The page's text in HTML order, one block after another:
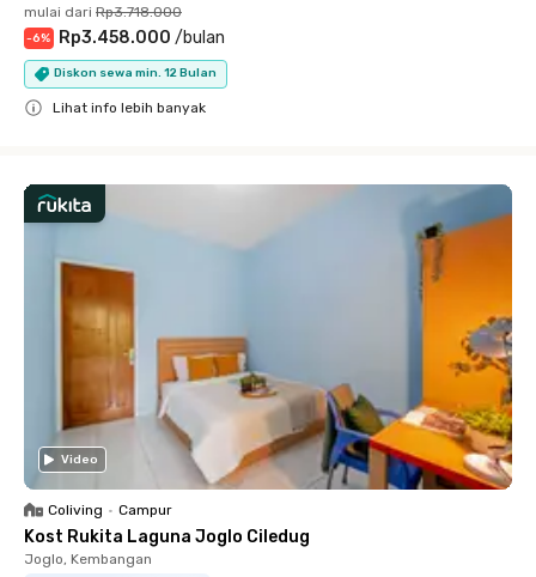
mulai dari Rp3.718.000
-6% Rp3.458.000 /bulan
Diskon sewa min. 12 Bulan
Lihat info lebih banyak
Video
Coliving • Campur
Kost Rukita Laguna Joglo Ciledug
Joglo, Kembangan